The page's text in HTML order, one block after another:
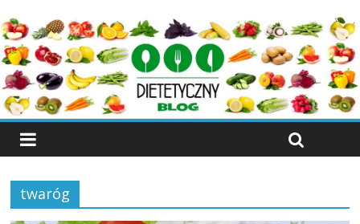
KIEŁKI – WŁAŚCIWOŚCI, RODZAJE KIEŁKÓW
WIŚNIA – OWOC, KTÓRY LECZY
twaróg